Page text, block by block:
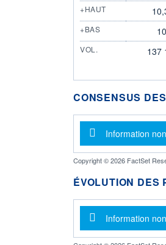
+HAUT
+BAS
VOL. 137
CONSENSUS
Message
Information
Copyright © 2026 FactSet
ÉVOLUTION DES
Message
Information